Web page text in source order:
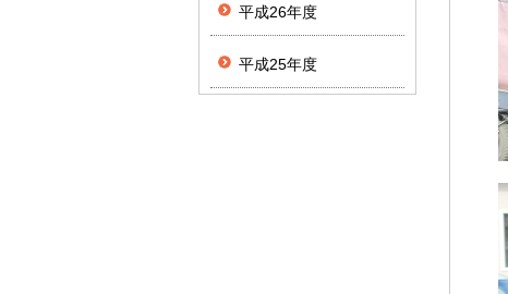
平成26年度
平成25年度